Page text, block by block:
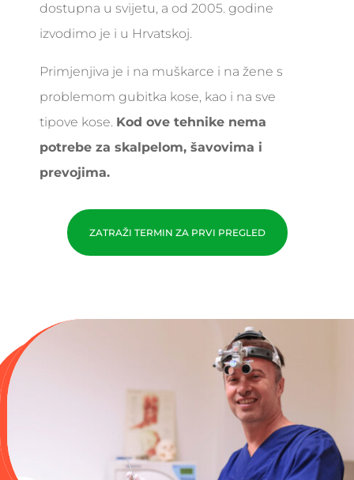
dostupna u svijetu, a od 2005. godine
izvodimo je i u Hrvatskoj.
Primjenjiva je i na muškarce i na žene s
problemom gubitka kose, kao i na sve
tipove kose. Kod ove tehnike nema
potrebe za skalpelom, šavovima i
prevojima.
ZATRAŽI TERMIN ZA PRVI PREGLED